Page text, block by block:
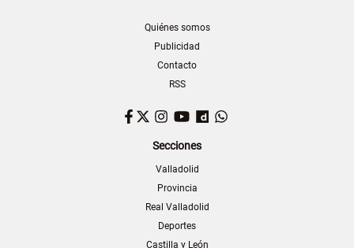
Quiénes somos
Publicidad
Contacto
RSS
Facebook
TwitterInstagram
YouTubeDailymotion
Secciones
Valladolid
Provincia
Real Valladolid
Deportes
Castilla y León